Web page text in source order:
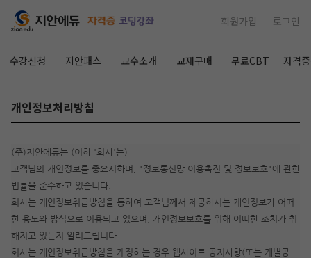
회원가입 로그인
수강신청 지안패스 교수소개 교재구매 무료CBT 자격
개인정보처리방침
(주)지안에듀는 (이하 '회사'는)
고객님의 개인정보를 중요시하며, "정보통신망 이용촉진 및 정보보호"에 관한
법률을 준수하고 있습니다.
회사는 개인정보취급방침을 통하여 고객님께서 제공하시는 개인정보가 어떠
한 용도와 방식으로 이용되고 있으며, 개인정보보호를 위해 어떠한 조치가 취
해지고 있는지 알려드립니다.
회사는 개인정보취급방침을 개정하는 경우 웹사이트 공지사항(또는 개별공